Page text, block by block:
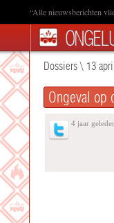
“Alle nieuwsberichten
Dossiers\ 13
Ongeval op
4 jaar